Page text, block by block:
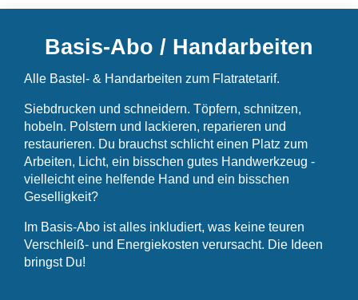
Basis-Abo / Handarbeiten
Alle Bastel- & Handarbeiten zum Flatratetarif.
Siebdrucken und schneidern. Töpfern, schnitzen,
hobeln. Polstern und lackieren, reparieren und
restaurieren. Du brauchst schlicht einen Platz zum
Arbeiten, Licht, ein bisschen gutes Handwerkzeug -
vielleicht eine helfende Hand und ein bisschen
Geselligkeit?
Im Basis-Abo ist alles inkludiert, was keine teuren
Verschleiß- und Energiekosten verursacht. Die Ideen
bringst Du!